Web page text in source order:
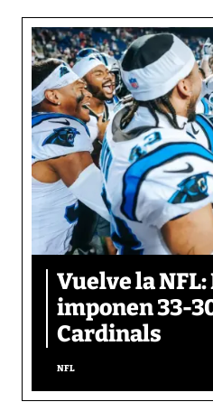
Vuelve la
imponen 33-
Cardinals
NFL